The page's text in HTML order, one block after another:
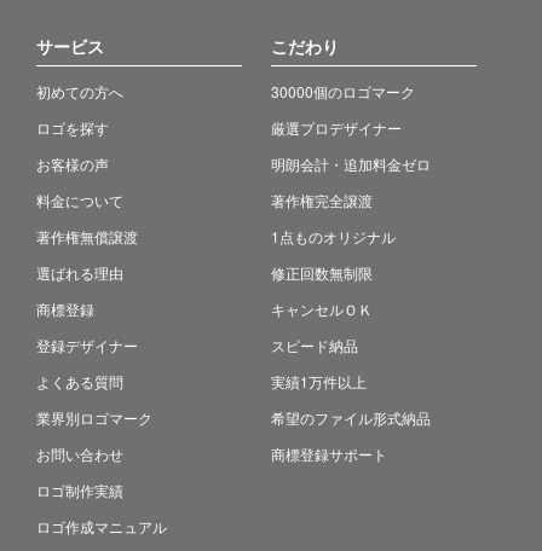
サービス
初めての方へ
ロゴを探す
お客様の声
料金について
著作権無償譲渡
選ばれる理由
商標登録
登録デザイナー
よくある質問
業界別ロゴマーク
お問い合わせ
ロゴ制作実績
ロゴ作成マニュアル
こだわり
30000個のロゴマーク
厳選プロデザイナー
明朗会計・追加料金ゼロ
著作権完全譲渡
1点ものオリジナル
修正回数無制限
キャンセルＯＫ
スピード納品
実績1万件以上
希望のファイル形式納品
商標登録サポート